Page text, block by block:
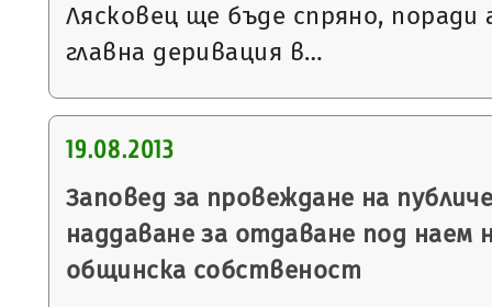
Лясковец ще бъде спряно,
главна деривация в…
19.08.2013
Заповед за провеждане на
наддаване за отдаване под наем
общинска собственост